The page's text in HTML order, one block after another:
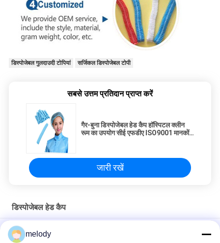
डिस्पोजेबल गुलदाउदी टोपियां सर्जिकल डिस्पोजेबल टोपी
सबसे उत्तम प्रतिदान प्राप्त करें
गैर-बुना डिस्पोजेबल हेड कैप हॉस्पिटल क्लीन
रूम का उपयोग सीई एफडीए ISO9001 मानकों
जारी रखें
डिस्पोजेबल हेड कैप
मुलायम नायलॉन डिस्पोजेबल हेड कैप हल्के वजन Hygenic अनुप्रयोग और दैनिक
उपयोग के लिए
melody